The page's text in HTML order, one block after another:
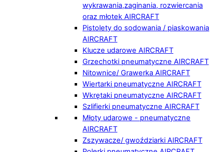
wykrawania,zaginania, rozwiercania
oraz młotek AIRCRAFT
Pistolety do sodowania / piaskowania
AIRCRAFT
Klucze udarowe AIRCRAFT
Grzechotki pneumatyczne AIRCRAFT
Nitownice/ Grawerka AIRCRAFT
Wiertarki pneumatyczne AIRCRAFT
Wkrętaki pneumatyczne AIRCRAFT
Szlifierki pneumatyczne AIRCRAFT
Młoty udarowe - pneumatyczne
AIRCRAFT
Zszywacze/ gwoździarki AIRCRAFT